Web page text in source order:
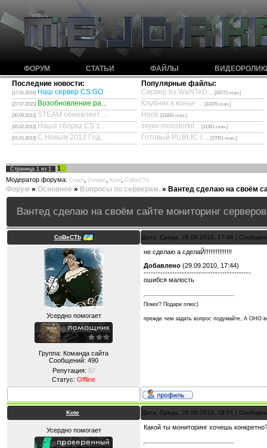
ФОРУМ СТАТЬИ ФАЙЛЫ
Последние новости:
[17.01.2016] Наш сервер CS:GO
[27.07.2015] Возобновление ра...
[30.09.2013] STEAM обновляет ...
[05.02.2013] Наша сборка CS 1...
[01.01.2013] С Новым 2013 Год...
Популярные файлы:
Сервер by WaNTeD... [34773 скач.]
Клубняк в конце ... [33376 скач.]
Hook [31833 скач.]
звуки monsterkil... [31361 скач.]
Готовый PUBLIC с... [27051 скач.]
Страница 1 из 1
1
Модератор форума: Crash Zenden Kote CoBeCTb
Форум » Основное » Вопросы по серверам. » Вантед сделаю на своём
Вантед сделаю на своём сайте мониторинг
CoBeCTb Дата: Среда, 29.09.2010, 17:44 |
Усердно помогает
Группа: Команда сайта
Сообщений: 490
Репутация: 57
Статус: Offline
не сделаю а сделаЙ!!!!!!!!!!!!!!!
Добавлено (29.09.2010, 17:44)
---------------------------------------------
ошибся малость
Помог? Подари плюс)
прежде чем задать вопрос подумайте, А
Kote Дата: Среда, 29.09.2010, 19:01 |
Усердно помогает Какой ты мониторинг хочешь